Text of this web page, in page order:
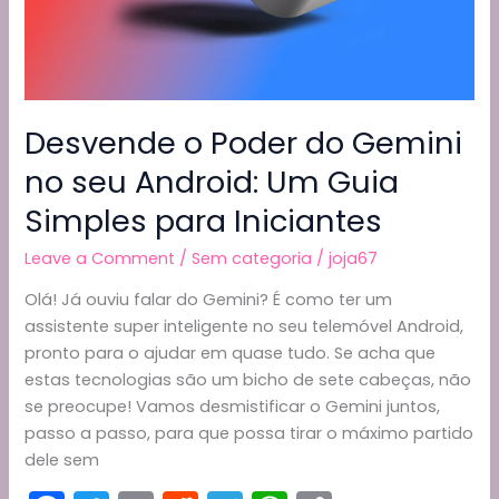
a
disparar?
Desvende o Poder do Gemini
no seu Android: Um Guia
Simples para Iniciantes
Leave a Comment /Sem categoria /joja67
Olá! Já ouviu falar do Gemini? É como ter um
assistente super inteligente no seu telemóvel Android,
pronto para o ajudar em quase tudo. Se acha que
estas tecnologias são um bicho de sete cabeças, não
se preocupe! Vamos desmistificar o Gemini juntos,
passo a passo, para que possa tirar o máximo partido
dele sem